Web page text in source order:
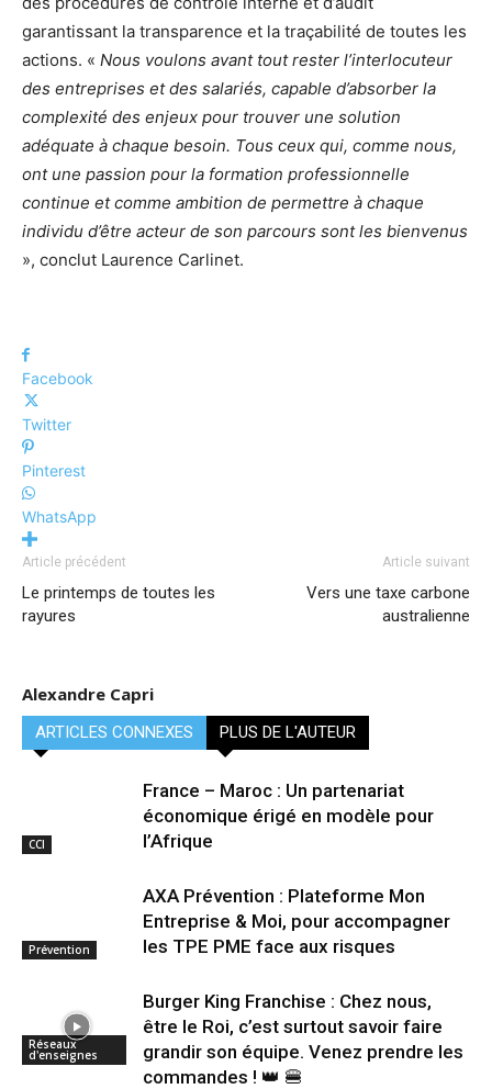
garantissant la transparence et la traçabilité de toutes les
actions. « Nous voulons avant tout rester l’interlocuteur
des entreprises et des salariés, capable d’absorber la
complexité des enjeux pour trouver une solution
adéquate à chaque besoin. Tous ceux qui, comme nous,
ont une passion pour la formation professionnelle
continue et comme ambition de permettre à chaque
individu d’être acteur de son parcours sont les bienvenus
», conclut Laurence Carlinet.
Facebook
Twitter
Pinterest
WhatsApp
Article précédent
Le printemps de toutes les
rayures
Article suivant
Vers une taxe carbone
australienne
Alexandre Capri
ARTICLES CONNEXES PLUS DE L'AUTEUR
CCI
France – Maroc : Un partenariat
économique érigé en modèle pour
l’Afrique
Prévention
AXA Prévention : Plateforme Mon
Entreprise & Moi, pour accompagner
les TPE PME face aux risques
Réseaux
d'enseignes
Burger King Franchise : Chez nous,
être le Roi, c’est surtout savoir faire
grandir son équipe. Venez prendre les
commandes ! 👑 🍔